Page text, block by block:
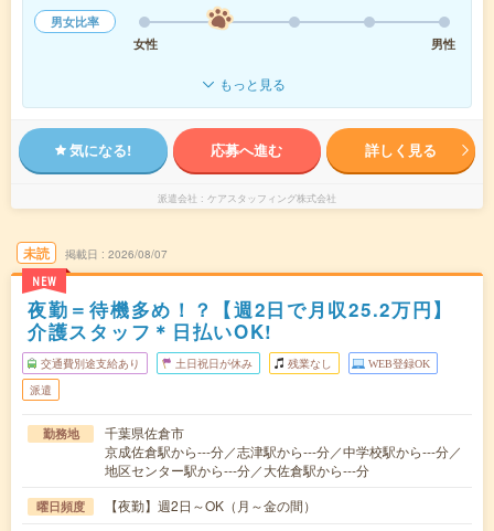
男女比率
女性
男性
もっと見る
気になる! 応募へ進む 詳しく見る
派遣会社 ケアスタッフィング株式会社
未読
NEW
掲載日 2026/08/07
夜勤＝待機多め！？【週2日で月収25.2万円】
介護スタッフ＊日払いOK!
交通費別途支給あり 土日祝日が休み 残業なし WEB登録OK
派遣
勤務地
千葉県佐倉市
京成佐倉駅から---分／志津駅から---分／中学校駅から---分／
地区センター駅から---分／大佐倉駅から---分
曜日頻度 【夜勤】週2日～OK（月～金の間）